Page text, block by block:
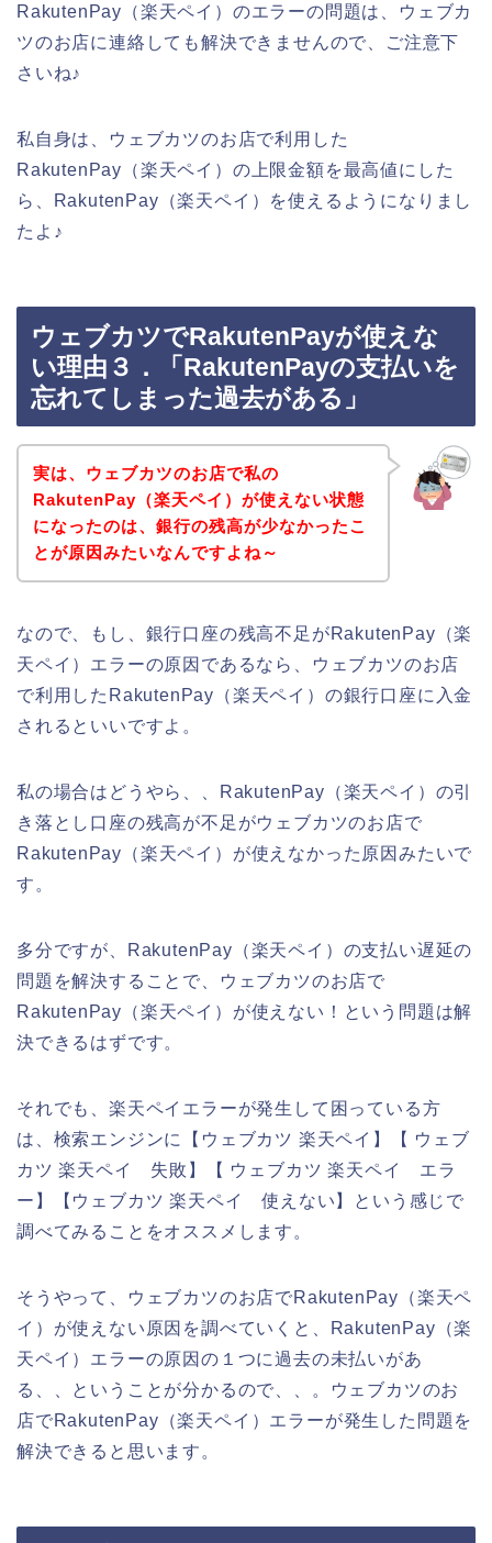
RakutenPay（楽天ペイ）のエラーの問題は、ウェブカ
ツのお店に連絡しても解決できませんので、ご注意下
さいね♪
私自身は、ウェブカツのお店で利用した
RakutenPay（楽天ペイ）の上限金額を最高値にした
ら、RakutenPay（楽天ペイ）を使えるようになりまし
たよ♪
ウェブカツでRakutenPayが使えな
い理由３．「RakutenPayの支払いを
忘れてしまった過去がある」
実は、ウェブカツのお店で私の
RakutenPay（楽天ペイ）が使えない状態
になったのは、銀行の残高が少なかったこ
とが原因みたいなんですよね～
なので、もし、銀行口座の残高不足がRakutenPay（楽
天ペイ）エラーの原因であるなら、ウェブカツのお店
で利用したRakutenPay（楽天ペイ）の銀行口座に入金
されるといいですよ。
私の場合はどうやら、、RakutenPay（楽天ペイ）の引
き落とし口座の残高が不足がウェブカツのお店で
RakutenPay（楽天ペイ）が使えなかった原因みたいで
す。
多分ですが、RakutenPay（楽天ペイ）の支払い遅延の
問題を解決することで、ウェブカツのお店で
RakutenPay（楽天ペイ）が使えない！という問題は解
決できるはずです。
それでも、楽天ペイエラーが発生して困っている方
は、検索エンジンに【ウェブカツ 楽天ペイ】【 ウェブ
カツ 楽天ペイ 失敗】【 ウェブカツ 楽天ペイ エラ
ー】【ウェブカツ 楽天ペイ 使えない】という感じで
調べてみることをオススメします。
そうやって、ウェブカツのお店でRakutenPay（楽天ペ
イ）が使えない原因を調べていくと、RakutenPay（楽
天ペイ）エラーの原因の１つに過去の未払いがあ
る、、ということが分かるので、、。ウェブカツのお
店でRakutenPay（楽天ペイ）エラーが発生した問題を
解決できると思います。